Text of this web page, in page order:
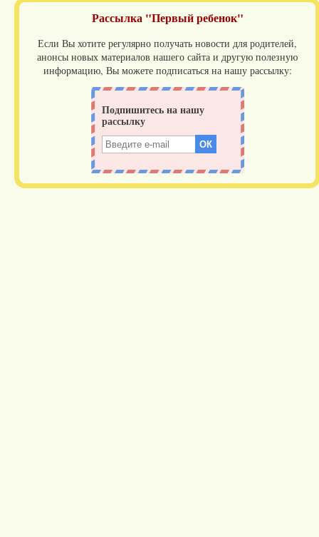
Рассылка "Первый ребенок"
Если Вы хотите регулярно получать новости для родителей,
анонсы новых материалов нашего сайта и другую полезную
информацию, Вы можете подписаться на нашу рассылку: